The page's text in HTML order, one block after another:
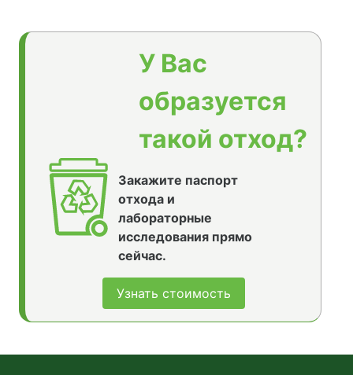
У Вас
образуется
такой отход?
Закажите паспорт
отхода и
лабораторные
исследования прямо
сейчас.
Узнать стоимость